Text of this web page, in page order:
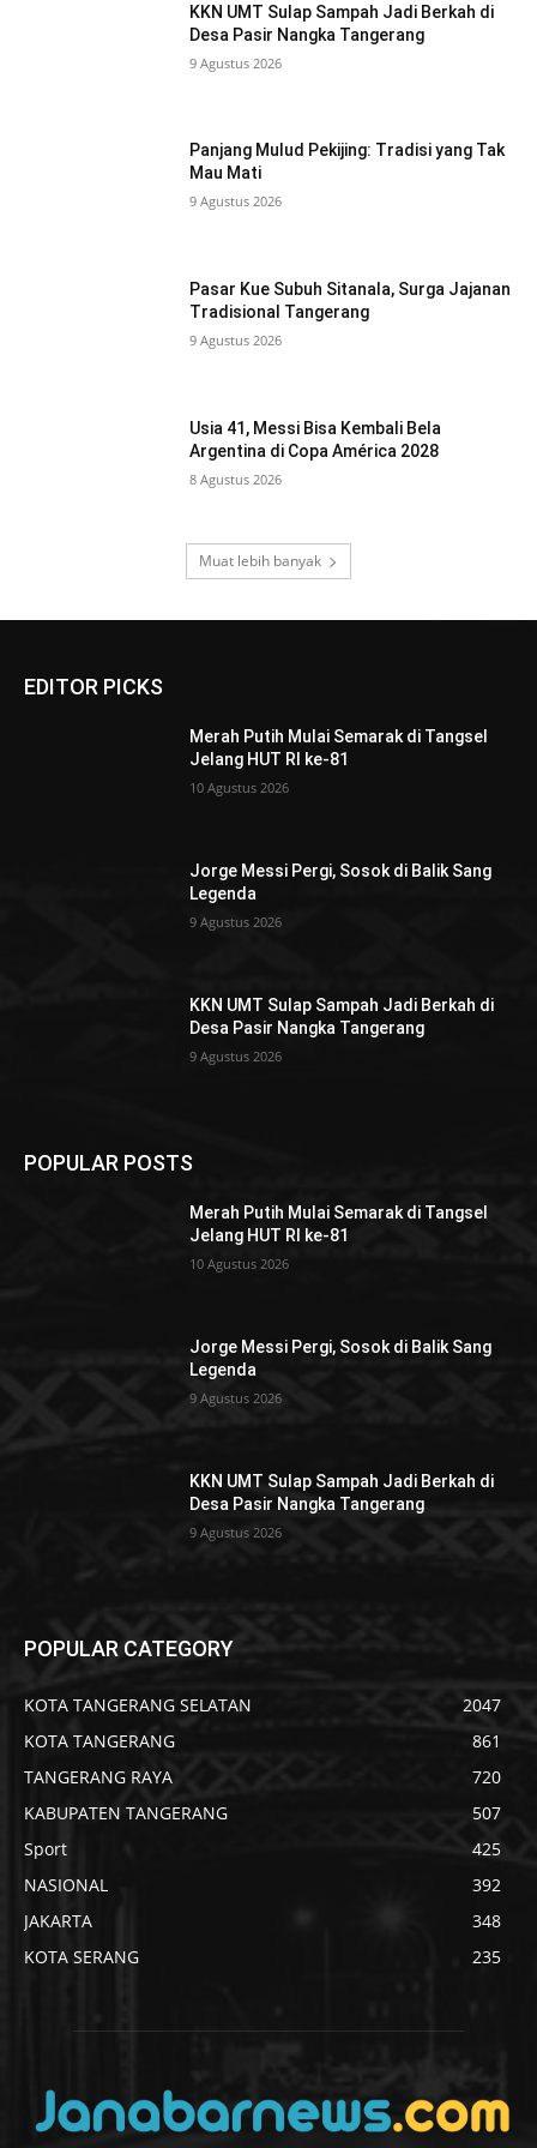
KKN UMT Sulap Sampah Jadi Berkah di
Desa Pasir Nangka Tangerang
9 Agustus 2026
Panjang Mulud Pekijing: Tradisi yang Tak
Mau Mati
9 Agustus 2026
Pasar Kue Subuh Sitanala, Surga Jajanan
Tradisional Tangerang
9 Agustus 2026
Usia 41, Messi Bisa Kembali Bela
Argentina di Copa América 2028
8 Agustus 2026
Muat lebih banyak
EDITOR PICKS
Merah Putih Mulai Semarak di Tangsel
Jelang HUT RI ke-81
10 Agustus 2026
Jorge Messi Pergi, Sosok di Balik Sang
Legenda
9 Agustus 2026
KKN UMT Sulap Sampah Jadi Berkah di
Desa Pasir Nangka Tangerang
9 Agustus 2026
POPULAR POSTS
Merah Putih Mulai Semarak di Tangsel
Jelang HUT RI ke-81
10 Agustus 2026
Jorge Messi Pergi, Sosok di Balik Sang
Legenda
9 Agustus 2026
KKN UMT Sulap Sampah Jadi Berkah di
Desa Pasir Nangka Tangerang
9 Agustus 2026
POPULAR CATEGORY
KOTA TANGERANG SELATAN
2047
KOTA TANGERANG
861
TANGERANG RAYA
720
KABUPATEN TANGERANG
507
Sport
425
NASIONAL
392
JAKARTA
348
KOTA SERANG
235